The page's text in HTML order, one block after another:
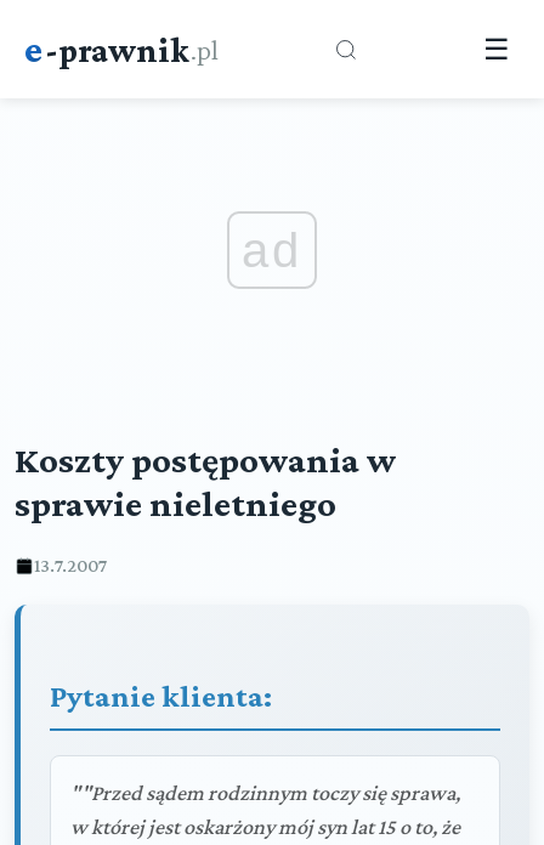
e-prawnik.pl ☰
ad
Koszty postępowania w
sprawie nieletniego
13.7.2007
Pytanie klienta:
""Przed sądem rodzinnym toczy się sprawa,
w której jest oskarżony mój syn lat 15 o to, że